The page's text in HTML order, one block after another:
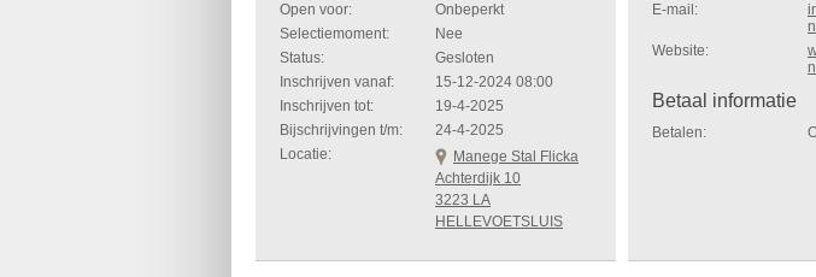
Open voor:
Onbeperkt
Selectiemoment:
Nee
Status:
Gesloten
Inschrijven vanaf:
15-12-2024 08:00
Inschrijven tot:
19-4-2025
Bijschrijvingen t/m:
24-4-2025
Locatie:
Manege Stal Flicka
Achterdijk 10
3223 LA
HELLEVOETSLUIS
E-mail:
nl
Website:
nl
Betaal informatie
Betalen: